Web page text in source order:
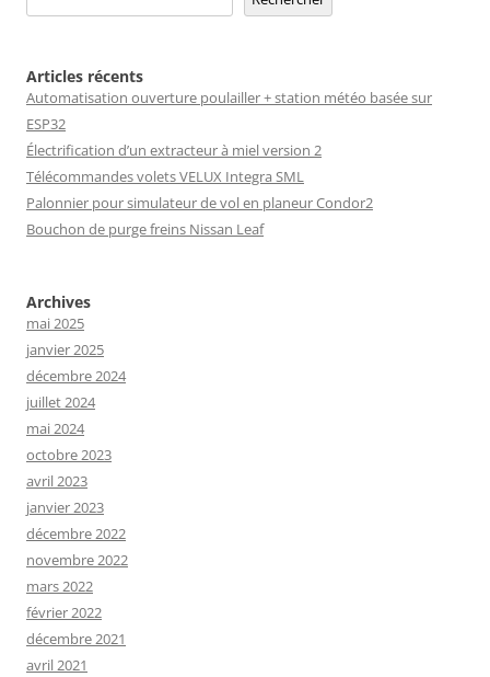
Articles récents
Automatisation ouverture poulailler + station météo basée sur
ESP32
Électrification d’un extracteur à miel version 2
Télécommandes volets VELUX Integra SML
Palonnier pour simulateur de vol en planeur Condor2
Bouchon de purge freins Nissan Leaf
Archives
mai 2025
janvier 2025
décembre 2024
juillet 2024
mai 2024
octobre 2023
avril 2023
janvier 2023
décembre 2022
novembre 2022
mars 2022
février 2022
décembre 2021
avril 2021